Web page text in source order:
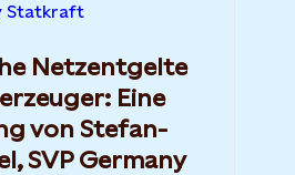
Statkraft
Netzentgelte
Eine
von Stefan-
SVP Germany